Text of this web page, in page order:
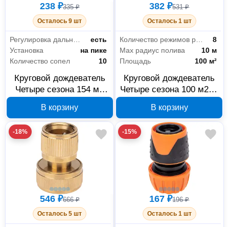
238 ₽335 ₽
Осталось 9 шт
есть
Установка
на пике
Количество сопел
10
Круговой дождеватель
Четыре сезона 154 м2
В корзину
382 ₽531 ₽
Осталось 1 шт
Количество режимов распыления
8
Max радиус полива
10 м
Площадь
100 м²
Круговой дождеватель
Четыре сезона 100 м2, 8
В корзину
-18%
546 ₽666 ₽
Осталось 5 шт
-15%
167 ₽196 ₽
Осталось 1 шт